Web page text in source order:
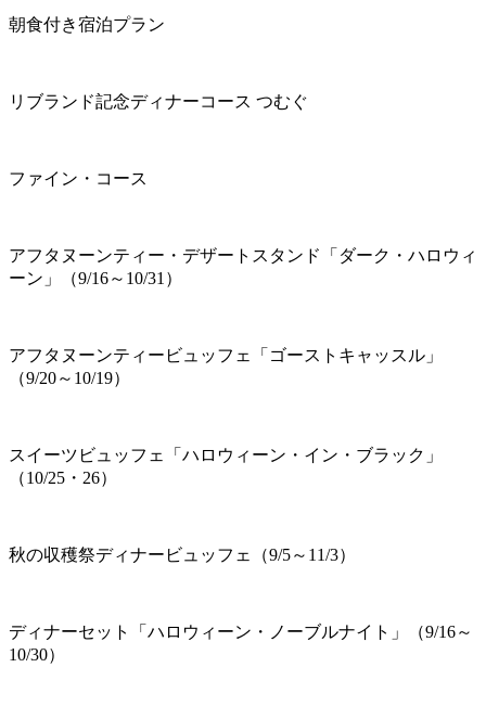
朝食付き宿泊プラン
リブランド記念ディナーコース つむぐ
ファイン・コース
アフタヌーンティー・デザートスタンド「ダーク・ハロウィ
ーン」（9/16～10/31）
アフタヌーンティービュッフェ「ゴーストキャッスル」
（9/20～10/19）
スイーツビュッフェ「ハロウィーン・イン・ブラック」
（10/25・26）
秋の収穫祭ディナービュッフェ（9/5～11/3）
ディナーセット「ハロウィーン・ノーブルナイト」（9/16～
10/30）